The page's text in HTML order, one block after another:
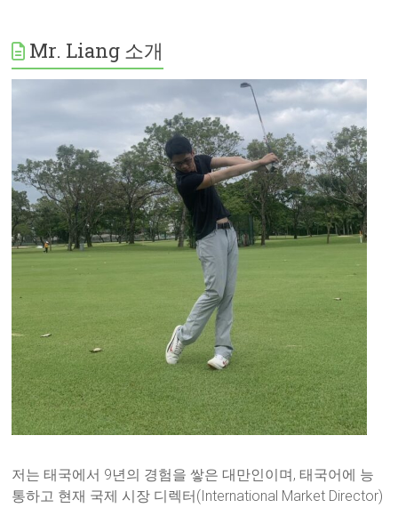
Mr. Liang 소개
저는 태국에서 9년의 경험을 쌓은 대만인이며, 태국어에 능
통하고 현재 국제 시장 디렉터(International Market Director)